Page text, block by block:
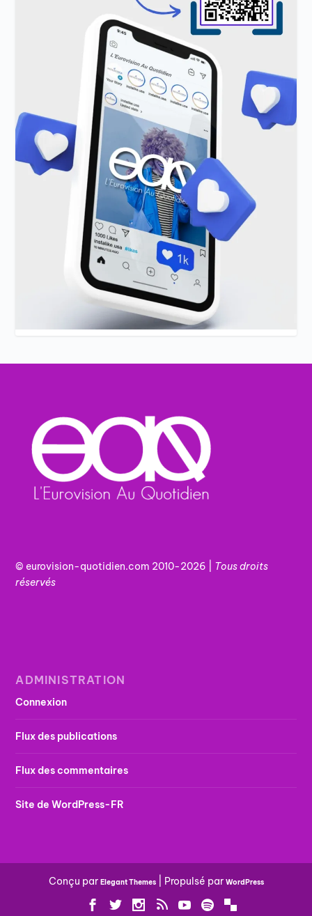
© eurovision-quotidien.com 2010-2026 | Tousdroits
réservés
ADMINISTRATION
Connexion
Flux des publications
Flux des commentaires
Site de WordPress-FR
Conçu par Elegant Themes| Propulsé par WordPress